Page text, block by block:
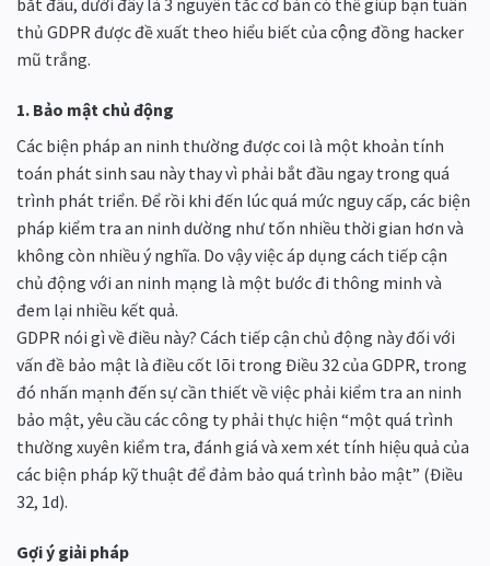
bắt đầu, dưới đây là 3 nguyên tắc cơ bản có thể giúp bạn tuân
thủ GDPR được đề xuất theo hiểu biết của cộng đồng hacker
mũ trắng.
1. Bảo mật chủ động
Các biện pháp an ninh thường được coi là một khoản tính
toán phát sinh sau này thay vì phải bắt đầu ngay trong quá
trình phát triển. Để rồi khi đến lúc quá mức nguy cấp, các biện
pháp kiểm tra an ninh dường như tốn nhiều thời gian hơn và
không còn nhiều ý nghĩa. Do vậy việc áp dụng cách tiếp cận
chủ động với an ninh mạng là một bước đi thông minh và
đem lại nhiều kết quả.
GDPR nói gì về điều này? Cách tiếp cận chủ động này đối với
vấn đề bảo mật là điều cốt lõi trong Điều 32 của GDPR, trong
đó nhấn mạnh đến sự cần thiết về việc phải kiểm tra an ninh
bảo mật, yêu cầu các công ty phải thực hiện “một quá trình
thường xuyên kiểm tra, đánh giá và xem xét tính hiệu quả của
các biện pháp kỹ thuật để đảm bảo quá trình bảo mật” (Điều
32, 1d).
Gợi ý giải pháp